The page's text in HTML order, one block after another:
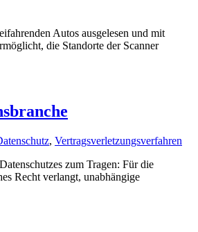
Autos ausgelesen und mit
die Standorte der Scanner
, Vertragsverletzungsverfahren
zum Tragen: Für die
Recht verlangt, unabhängige